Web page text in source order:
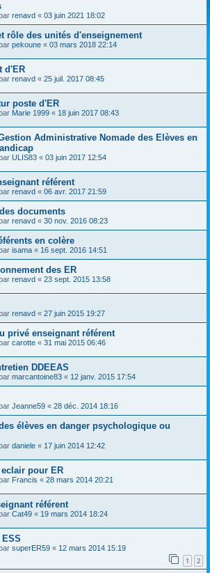
renavd « 03 juin 2021 18:02
rôle des unités d'enseignement
pekoune « 03 mars 2018 22:14
d'ER
renavd « 25 juil. 2017 08:45
poste d'ER
Marie 1999 « 18 juin 2017 08:43
Administrative Nomade des Elèves en
ULIS83 « 03 juin 2017 12:54
référent
renavd « 06 avr. 2017 21:59
documents
renavd « 30 nov. 2016 08:23
en colère
isama « 16 sept. 2016 14:51
des ER
renavd « 23 sept. 2015 13:58
renavd « 27 juin 2015 19:27
privé enseignant référent
carotte « 31 mai 2015 06:46
DDEEAS
marcantoine83 « 12 janv. 2015 17:54
Jeanne59 « 28 déc. 2014 18:16
élèves en danger psychologique ou
daniele « 17 juin 2014 12:42
pour ER
Francis « 28 mars 2014 20:21
référent
Cat49 « 19 mars 2014 18:24
superER59 « 12 mars 2014 15:19
1 2